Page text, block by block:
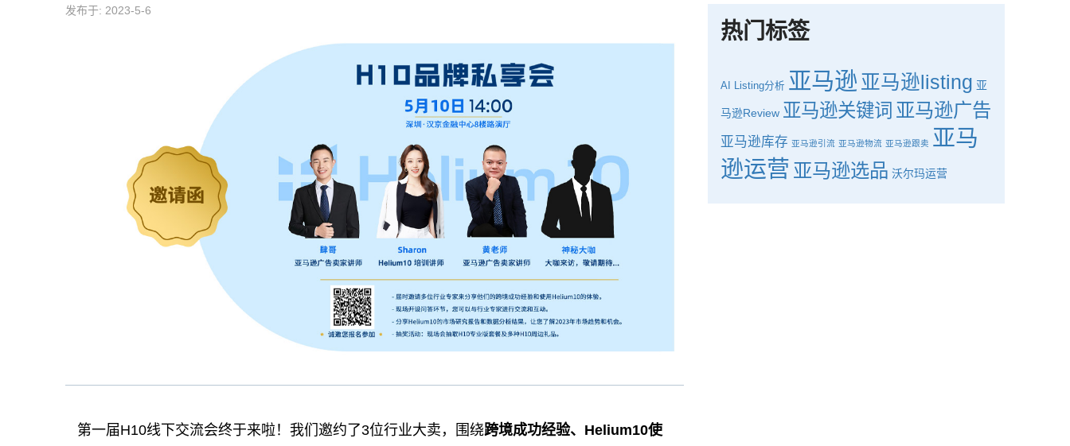
发布于: 2023-5-6
第一届H10线下交流会终于来啦！我们邀约了3位行业大卖，围绕跨境成功经验、Helium10使
热门标签
AI Listing分析 亚马逊 亚马逊listing 亚
马逊Review 亚马逊关键词 亚马逊广告
亚马逊库存 亚马逊引流 亚马逊物流 亚马逊跟卖 亚马
逊运营 亚马逊选品 沃尔玛运营